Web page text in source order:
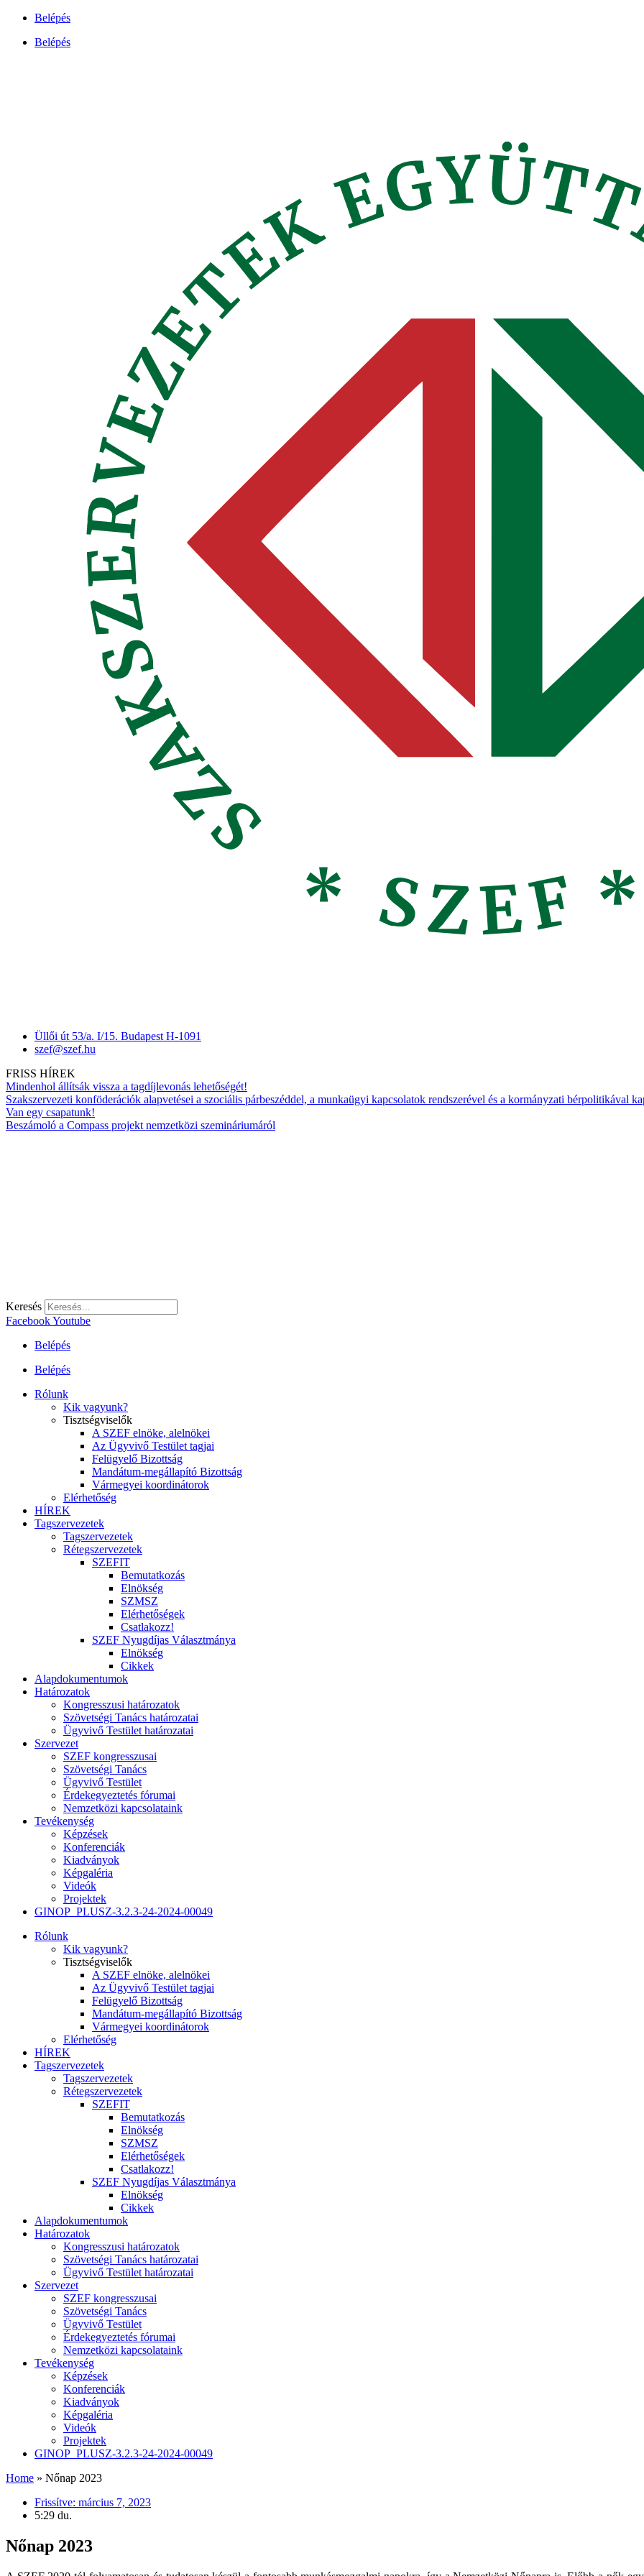
Ugrás
tartalomhoz
Belépés
Belépés
Üllői út 53/a. I/15. Budapest H-1091
szef@szef.hu
FRISS HÍREK
Mindenhol állítsák vissza a tagdíjlevonás lehetőségét!
Szakszervezeti konföderációk alapvetései a szociális párbeszéddel, a munkaügyi kapcsolatok rendszerével és a kormányzati bérpolitikával
Van egy csapatunk!
Beszámoló a Compass projekt nemzetközi szemináriumáról
Keresés
FacebookYoutube
Belépés
Belépés
Rólunk
Kik vagyunk?
Tisztségviselők
A SZEF elnöke, alelnökei
Az Ügyvivő Testület tagjai
Felügyelő Bizottság
Mandátum-megállapító Bizottság
Vármegyei koordinátorok
Elérhetőség
HÍREK
Tagszervezetek
Tagszervezetek
Rétegszervezetek
SZEFIT
Bemutatkozás
Elnökség
SZMSZ
Elérhetőségek
Csatlakozz!
SZEF Nyugdíjas Választmánya
Elnökség
Cikkek
Alapdokumentumok
Határozatok
Kongresszusi határozatok
Szövetségi Tanács határozatai
Ügyvivő Testület határozatai
Szervezet
SZEF kongresszusai
Szövetségi Tanács
Ügyvivő Testület
Érdekegyeztetés fórumai
Nemzetközi kapcsolataink
Tevékenység
Képzések
Konferenciák
Kiadványok
Képgaléria
Videók
Projektek
GINOP_PLUSZ-3.2.3-24-2024-00049
Rólunk
Kik vagyunk?
Tisztségviselők
A SZEF elnöke, alelnökei
Az Ügyvivő Testület tagjai
Felügyelő Bizottság
Mandátum-megállapító Bizottság
Vármegyei koordinátorok
Elérhetőség
HÍREK
Tagszervezetek
Tagszervezetek
Rétegszervezetek
SZEFIT
Bemutatkozás
Elnökség
SZMSZ
Elérhetőségek
Csatlakozz!
SZEF Nyugdíjas Választmánya
Elnökség
Cikkek
Alapdokumentumok
Határozatok
Kongresszusi határozatok
Szövetségi Tanács határozatai
Ügyvivő Testület határozatai
Szervezet
SZEF kongresszusai
Szövetségi Tanács
Ügyvivő Testület
Érdekegyeztetés fórumai
Nemzetközi kapcsolataink
Tevékenység
Képzések
Konferenciák
Kiadványok
Képgaléria
Videók
Projektek
GINOP_PLUSZ-3.2.3-24-2024-00049
Home » Nőnap 2023
Frissítve: március 7, 2023
5:29 du.
Nőnap 2023